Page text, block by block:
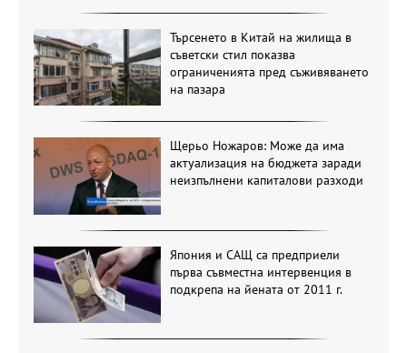
Търсенето в Китай на жилища в
съветски стил показва
ограниченията пред съживяването
на пазара
Щерьо Ножаров: Може да има
актуализация на бюджета заради
неизпълнени капиталови разходи
Япония и САЩ са предприели
първа съвместна интервенция в
подкрепа на йената от 2011 г.